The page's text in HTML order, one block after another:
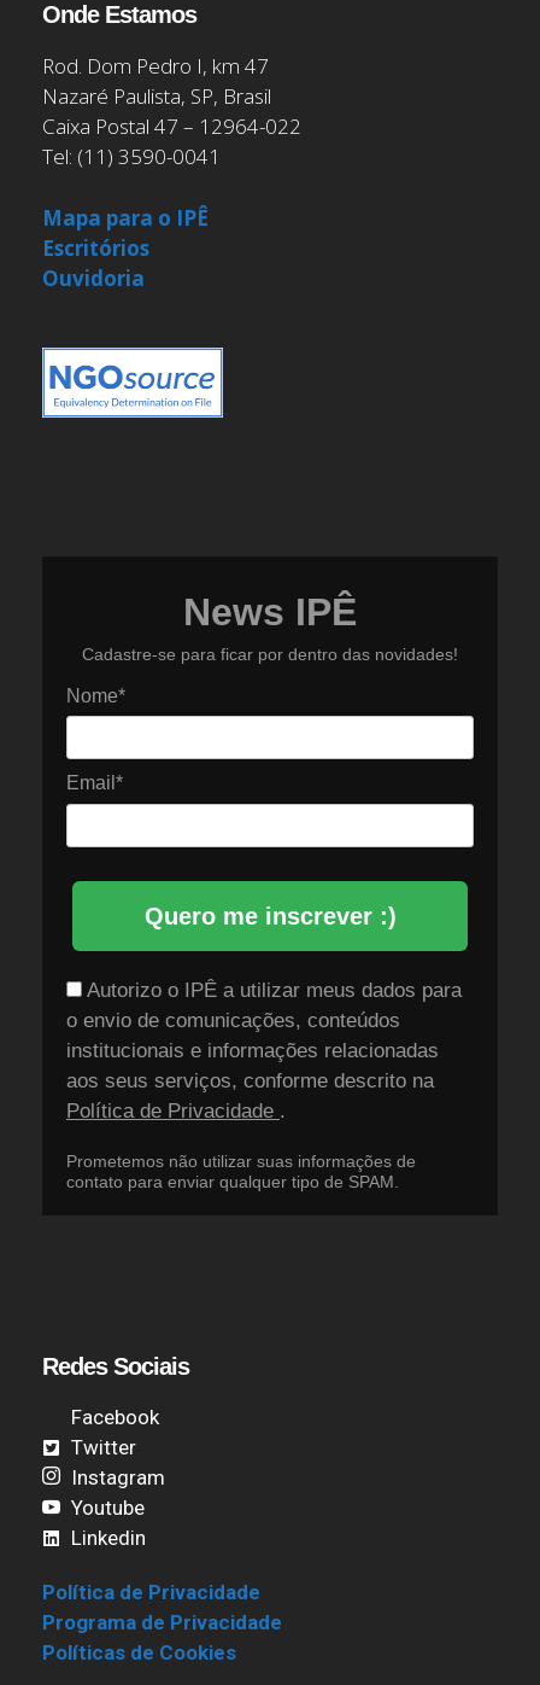
Onde Estamos
Rod. Dom Pedro I, km 47
Nazaré Paulista, SP, Brasil
Caixa Postal 47 – 12964-022
Tel: (11) 3590-0041
Mapa para o IPÊ
Escritórios
Ouvidoria
News IPÊ
Cadastre-se para ficar por dentro das novidades!
Nome*
Email*
Quero me inscrever :)
Autorizo o IPÊ a utilizar meus dados para
o envio de comunicações, conteúdos
institucionais e informações relacionadas
aos seus serviços, conforme descrito na
Política de Privacidade .
Prometemos não utilizar suas informações de
contato para enviar qualquer tipo de SPAM.
Redes Sociais
Facebook
Twitter
Instagram
Youtube
Linkedin
Política de Privacidade
Programa de Privacidade
Políticas de Cookies